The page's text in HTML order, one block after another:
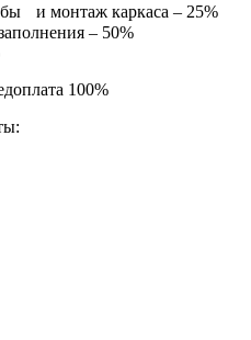
и монтаж каркаса – 25%
– 50%
100%